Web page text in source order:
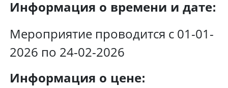
Информация о времени и дате:
Мероприятие проводится с 01-01-
2026 по 24-02-2026
Информация о цене: